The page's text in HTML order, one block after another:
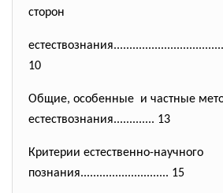
сторон
естествознания................
10
Общие, особенные и частные
естествознания............. 13
Критерии естественно-научного
познания............................ 15